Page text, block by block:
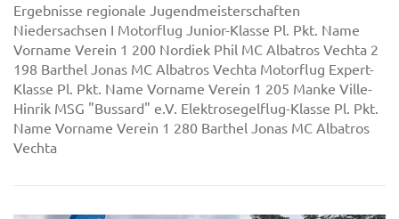
Ergebnisse regionale Jugendmeisterschaften
Niedersachsen I Motorflug Junior-Klasse Pl. Pkt. Name
Vorname Verein 1 200 Nordiek Phil MC Albatros Vechta 2
198 Barthel Jonas MC Albatros Vechta Motorflug Expert-
Klasse Pl. Pkt. Name Vorname Verein 1 205 Manke Ville-
Hinrik MSG "Bussard" e.V. Elektrosegelflug-Klasse Pl. Pkt.
Name Vorname Verein 1 280 Barthel Jonas MC Albatros
Vechta